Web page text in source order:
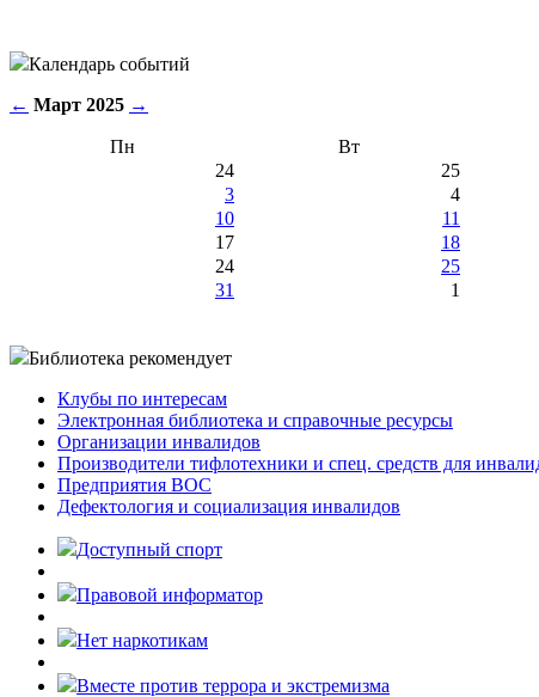
Календарь событий
← Март 2025 →
Пн Вт
24
25
3
4
10
11
17
18
24
25
31
1
Библиотека рекомендует
Клубы по интересам
Электронная библиотека и справочные ресурсы
Организации инвалидов
Производители тифлотехники и спец. средств для
Предприятия ВОС
Дефектология и социализация инвалидов
Доступный спорт
Правовой информатор
Нет наркотикам
Вместе против террора и экстремизма